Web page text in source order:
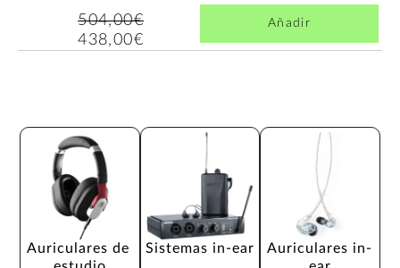
504,00€
438,00€
Añadir
Auriculares de
Sistemas in-ear
Auriculares in-